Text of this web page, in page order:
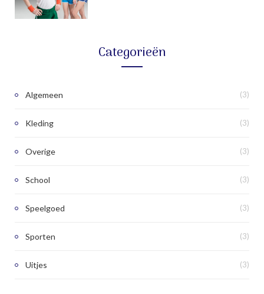
Categorieën
Algemeen (3)
Kleding (3)
Overige (3)
School (3)
Speelgoed (3)
Sporten (3)
Uitjes (3)